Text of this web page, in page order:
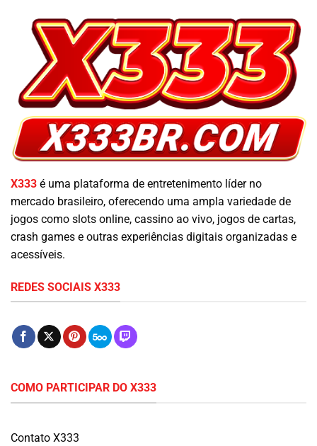
X333 é uma plataforma de entretenimento líder no
mercado brasileiro, oferecendo uma ampla variedade de
jogos como slots online, cassino ao vivo, jogos de cartas,
crash games e outras experiências digitais organizadas e
acessíveis.
REDES SOCIAIS X333
COMO PARTICIPAR DO X333
Contato X333